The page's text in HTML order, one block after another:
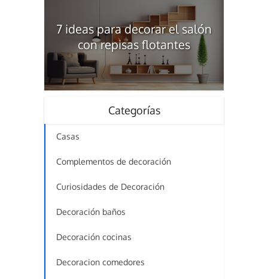
7 ideas para decorar el salón
con repisas flotantes
Categorías
Casas
Complementos de decoración
Curiosidades de Decoración
Decoración baños
Decoración cocinas
Decoracion comedores